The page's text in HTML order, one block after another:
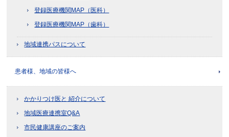
登録医療機関MAP（医科）
登録医療機関MAP（歯科）
地域連携パスについて
患者様、地域の皆様へ
かかりつけ医と 紹介について
地域医療連携室Q&A
市民健康講座のご案内